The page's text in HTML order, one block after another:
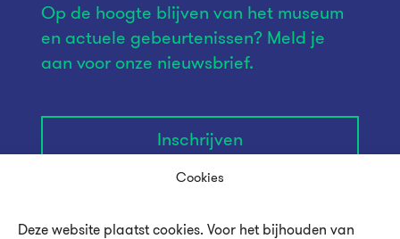
Cookies
Deze website plaatst cookies. Voor het bijhouden van
Op de hoogte blijven van het museum
en actuele gebeurtenissen? Meld je
aan voor onze nieuwsbrief.
Inschrijven